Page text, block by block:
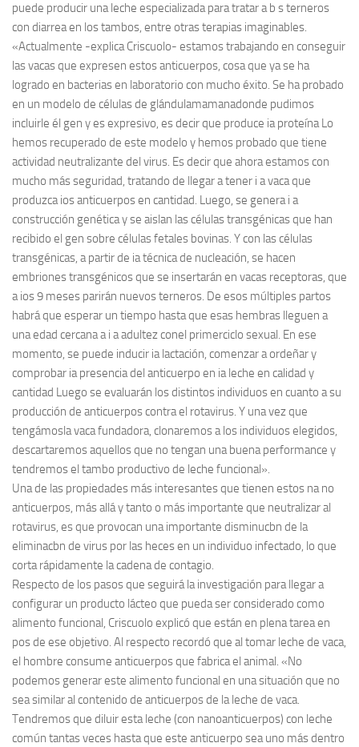
puede producir una leche especializada para tratar a b s terneros
con diarrea en los tambos, entre otras terapias imaginables.
«Actualmente -explica Criscuolo- estamos trabajando en conseguir
las vacas que expresen estos anticuerpos, cosa que ya se ha
logrado en bacterias en laboratorio con mucho éxito. Se ha probado
en un modelo de células de glándulamamanadonde pudimos
incluirle él gen y es expresivo, es decir que produce ia proteína Lo
hemos recuperado de este modelo y hemos probado que tiene
actividad neutralizante del virus. Es decir que ahora estamos con
mucho más seguridad, tratando de llegar a tener i a vaca que
produzca ios anticuerpos en cantidad. Luego, se genera i a
construcción genética y se aislan las células transgénicas que han
recibido el gen sobre células fetales bovinas. Y con las células
transgénicas, a partir de ia técnica de nucleación, se hacen
embriones transgénicos que se insertarán en vacas receptoras, que
a ios 9 meses parirán nuevos terneros. De esos múltiples partos
habrá que esperar un tiempo hasta que esas hembras lleguen a
una edad cercana a i a adultez conel primerciclo sexual. En ese
momento, se puede inducir ia lactación, comenzar a ordeñar y
comprobar ia presencia del anticuerpo en ia leche en calidad y
cantidad Luego se evaluarán los distintos individuos en cuanto a su
producción de anticuerpos contra el rotavirus. Y una vez que
tengámosla vaca fundadora, clonaremos a los individuos elegidos,
descartaremos aquellos que no tengan una buena performance y
tendremos el tambo productivo de leche funcional».
Una de las propiedades más interesantes que tienen estos na no
anticuerpos, más allá y tanto o más importante que neutralizar al
rotavirus, es que provocan una importante disminucbn de la
eliminacbn de virus por las heces en un individuo infectado, lo que
corta rápidamente la cadena de contagio.
Respecto de los pasos que seguirá la investigación para llegar a
configurar un producto lácteo que pueda ser considerado como
alimento funcional, Criscuolo explicó que están en plena tarea en
pos de ese objetivo. Al respecto recordó que al tomar leche de vaca,
el hombre consume anticuerpos que fabrica el animal. «No
podemos generar este alimento funcional en una situación que no
sea similar al contenido de anticuerpos de la leche de vaca.
Tendremos que diluir esta leche (con nanoanticuerpos) con leche
común tantas veces hasta que este anticuerpo sea uno más dentro